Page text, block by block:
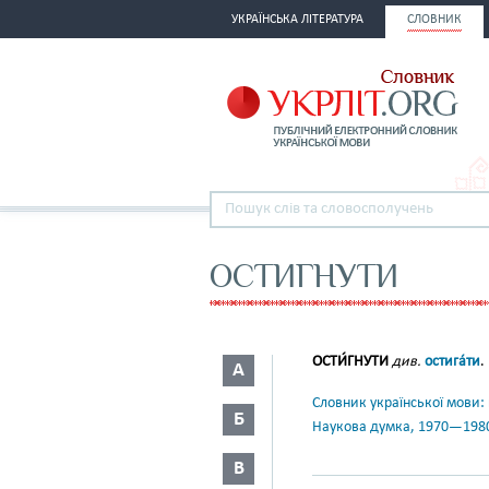
УКРАЇНСЬКА ЛІТЕРАТУРА СЛОВНИК
ОСТИГНУТИ
А
Б
В
ОСТИ́ГНУТИ див. остига́ти.
Словник української
Наукова думка,